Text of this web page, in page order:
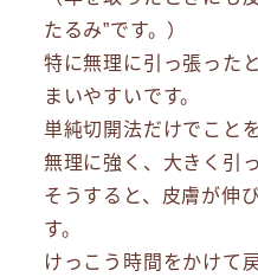
たるみ”です。）
特に無理に引っ張った
まいやすいです。
単純切開法だけでこと
無理に強く、大きく引
そうすると、皮膚が伸
す。
けっこう時間をかけて